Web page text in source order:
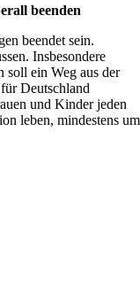
beenden
beendet sein.
Insbesondere
soll ein Weg aus der
Deutschland
und Kinder jeden
leben, mindestens um